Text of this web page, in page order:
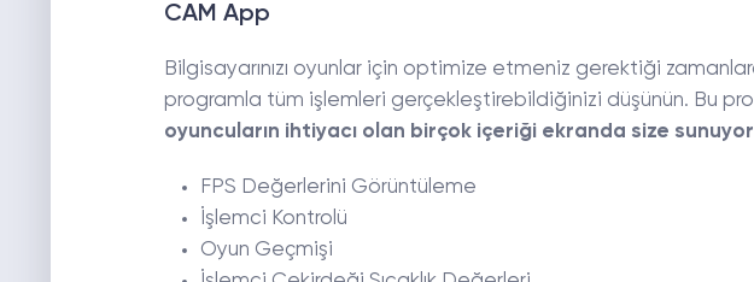
CAM App
Bilgisayarınızı oyunlar için optimize etmeniz gerektiği
programla tüm işlemleri gerçekleştirebildiğinizi düşünün. Bu
oyuncuların ihtiyacı olan birçok içeriği ekranda size sunuyor
FPS Değerlerini Görüntüleme
İşlemci Kontrolü
Oyun Geçmişi